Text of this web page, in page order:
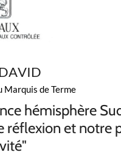
Marquis de Terme
hémisphère
réflexion et notre